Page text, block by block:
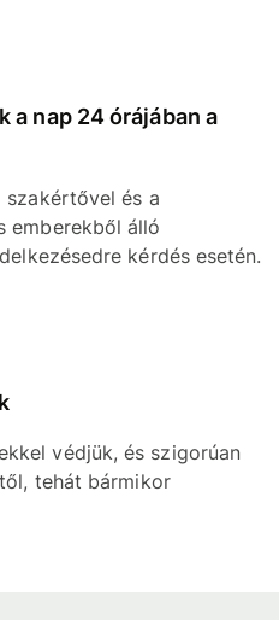
a nap 24 órájában a
szakértővel és a
emberekből álló
kérdés esetén.
védjük, és szigorúan
tehát bármikor